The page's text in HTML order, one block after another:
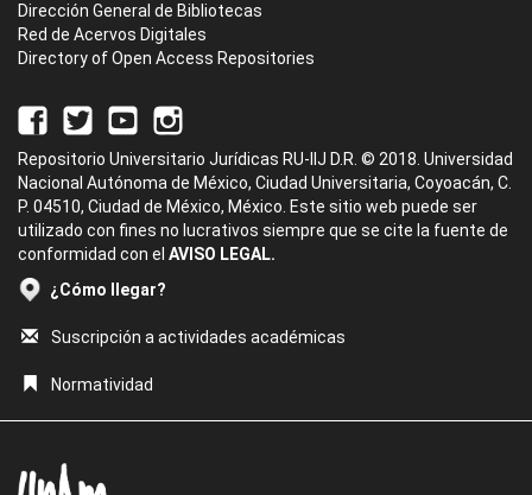
Dirección General de Bibliotecas
Red de Acervos Digitales
Directory of Open Access Repositories
Repositorio Universitario Jurídicas RU-IIJ D.R. © 2018. Universidad
Nacional Autónoma de México, Ciudad Universitaria, Coyoacán, C.
P. 04510, Ciudad de México, México. Este sitio web puede ser
utilizado con fines no lucrativos siempre que se cite la fuente de
conformidad con el AVISO LEGAL.
¿Cómo llegar?
Suscripción a actividades académicas
Normatividad